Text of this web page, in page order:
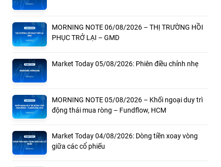
MORNING NOTE 06/08/2026 – THỊ TRƯỜNG HỒI
PHỤC TRỞ LẠI – GMD
Market Today 05/08/2026: Phiên điều chỉnh nhẹ
MORNING NOTE 05/08/2026 – Khối ngoại duy trì
động thái mua ròng – Fundflow, HCM
Market Today 04/08/2026: Dòng tiền xoay vòng
giữa các cổ phiếu